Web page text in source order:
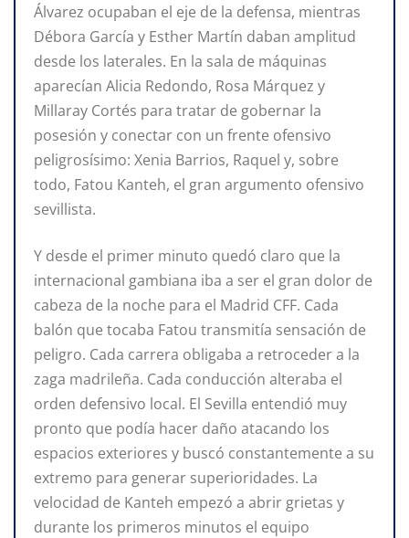
Álvarez ocupaban el eje de la defensa, mientras
Débora García y Esther Martín daban amplitud
desde los laterales. En la sala de máquinas
aparecían Alicia Redondo, Rosa Márquez y
Millaray Cortés para tratar de gobernar la
posesión y conectar con un frente ofensivo
peligrosísimo: Xenia Barrios, Raquel y, sobre
todo, Fatou Kanteh, el gran argumento ofensivo
sevillista.
Y desde el primer minuto quedó claro que la
internacional gambiana iba a ser el gran dolor de
cabeza de la noche para el Madrid CFF. Cada
balón que tocaba Fatou transmitía sensación de
peligro. Cada carrera obligaba a retroceder a la
zaga madrileña. Cada conducción alteraba el
orden defensivo local. El Sevilla entendió muy
pronto que podía hacer daño atacando los
espacios exteriores y buscó constantemente a su
extremo para generar superioridades. La
velocidad de Kanteh empezó a abrir grietas y
durante los primeros minutos el equipo